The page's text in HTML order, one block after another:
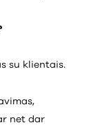
su klientais.
net dar